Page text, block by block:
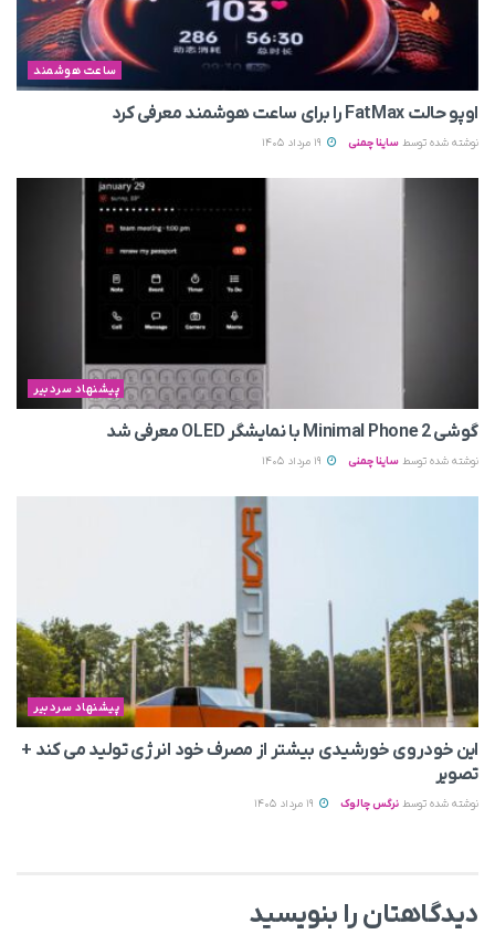
ساعت هوشمند
اوپو حالت FatMax را برای ساعت هوشمند معرفی کرد
نوشته شده توسط ساینا چمنی
پیشنهاد سردبیر
گوشی Minimal Phone 2 با نمایشگر OLED معرفی شد
نوشته شده توسط ساینا چمنی
پیشنهاد سردبیر
این خودروی خورشیدی بیشتر از مصرف خود انرژی تولید می‌ کند +
تصویر
نوشته شده توسط نرگس چالوک
دیدگاهتان را بنویسید